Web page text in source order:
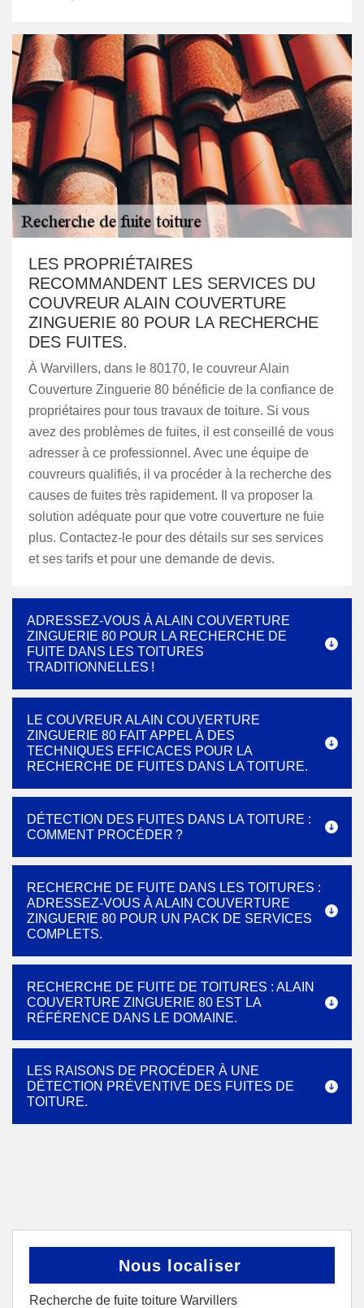
LES PROPRIÉTAIRES
RECOMMANDENT LES SERVICES DU
COUVREUR ALAIN COUVERTURE
ZINGUERIE 80 POUR LA RECHERCHE
DES FUITES.
À Warvillers, dans le 80170, le couvreur Alain
Couverture Zinguerie 80 bénéficie de la confiance de
propriétaires pour tous travaux de toiture. Si vous
avez des problèmes de fuites, il est conseillé de vous
adresser à ce professionnel. Avec une équipe de
couvreurs qualifiés, il va procéder à la recherche des
causes de fuites très rapidement. Il va proposer la
solution adéquate pour que votre couverture ne fuie
plus. Contactez-le pour des détails sur ses services
et ses tarifs et pour une demande de devis.
ADRESSEZ-VOUS À ALAIN COUVERTURE
ZINGUERIE 80 POUR LA RECHERCHE DE
FUITE DANS LES TOITURES
TRADITIONNELLES !
LE COUVREUR ALAIN COUVERTURE
ZINGUERIE 80 FAIT APPEL À DES
TECHNIQUES EFFICACES POUR LA
RECHERCHE DE FUITES DANS LA TOITURE.
DÉTECTION DES FUITES DANS LA TOITURE :
COMMENT PROCÉDER ?
RECHERCHE DE FUITE DANS LES TOITURES :
ADRESSEZ-VOUS À ALAIN COUVERTURE
ZINGUERIE 80 POUR UN PACK DE SERVICES
COMPLETS.
RECHERCHE DE FUITE DE TOITURES : ALAIN
COUVERTURE ZINGUERIE 80 EST LA
RÉFÉRENCE DANS LE DOMAINE.
LES RAISONS DE PROCÉDER À UNE
DÉTECTION PRÉVENTIVE DES FUITES DE
TOITURE.
Nous localiser
Recherche de fuite toiture Warvillers